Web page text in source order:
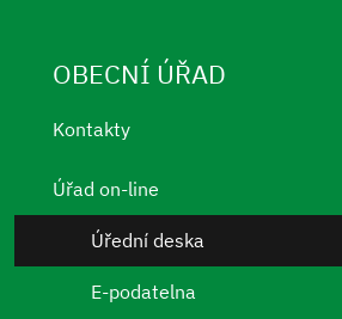
OBECNÍ ÚŘAD
Kontakty
Úřad on-line
Úřední deska
E-podatelna